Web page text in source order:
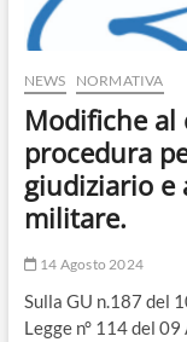
NEWS NORMATIVA
Modifiche al
procedura
giudiziario e
militare.
14 Agosto 2024
Sulla GU n.187 del
Legge n° 114 del